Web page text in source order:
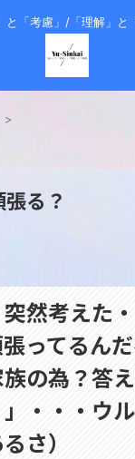
と「考慮」/「理解」と
>
る？
突然考えた
ってるん
の為？答
・・・ウ
さ）